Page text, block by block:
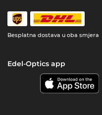
Besplatna dostava u oba smjera
Edel-Optics app